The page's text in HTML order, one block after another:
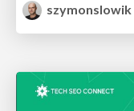
szymonslowik